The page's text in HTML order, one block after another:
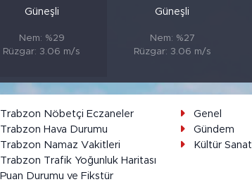
Güneşli
Nem: %29
Rüzgar: 3.06 m/s
Güneşli
Nem: %27
Rüzgar: 3.06 m/s
Trabzon Nöbetçi Eczaneler
Trabzon Hava Durumu
Trabzon Namaz Vakitleri
Trabzon Trafik Yoğunluk Haritası
Puan Durumu ve Fikstür
Genel
Gündem
Kültür Sanat